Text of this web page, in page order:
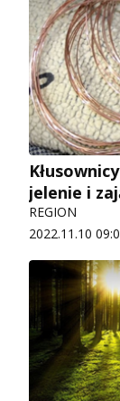
jelenie i
REGION
2022.11.10